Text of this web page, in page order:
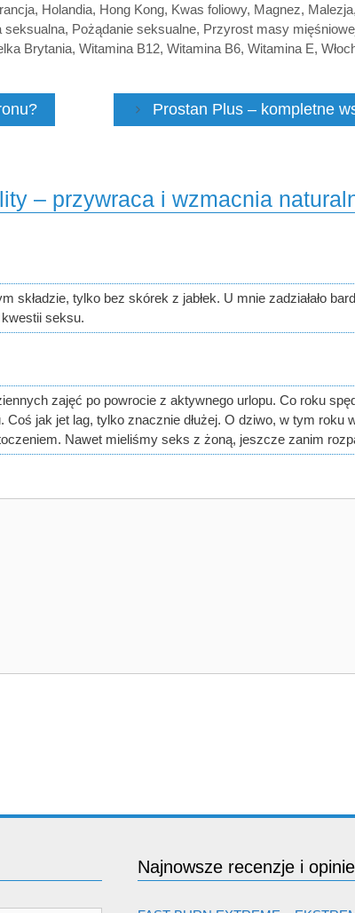
, Holandia, Hong Kong, Kwas foliowy, Magnez, Malezja,
seksualna, Pożądanie seksualne, Przyrost masy
Brytania, Witamina B12, Witamina B6, Witamina E,
Prostan Plus – kompletne
– przywraca i wzmacnia
składzie, tylko bez skórek z jabłek. U mnie zadziałało
seksu.
zajęć po powrocie z aktywnego urlopu. Co roku
jak jet lag, tylko znacznie dłużej. O dziwo, w tym roku
Nawet mieliśmy seks z żoną, jeszcze zanim
Najnowsze recenzje i opinie